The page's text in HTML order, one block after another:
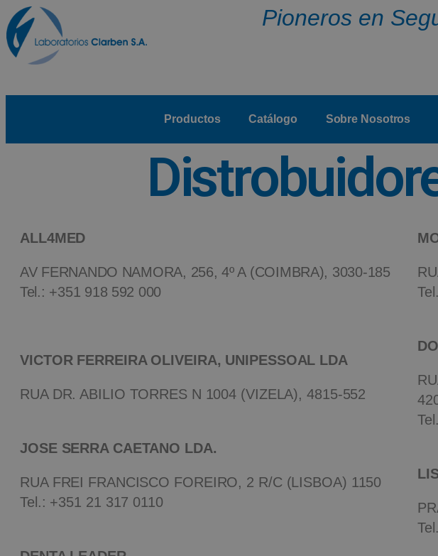
Pioneros en
Productos Catálogo Sobre Nosotros
ALL4MED
AV FERNANDO NAMORA, 256, 4º A (COIMBRA), 3030-185
Tel.: +351 918 592 000
VICTOR FERREIRA OLIVEIRA, UNIPESSOAL LDA
RUA DR. ABILIO TORRES N 1004 (VIZELA), 4815-552
JOSE SERRA CAETANO LDA.
RUA FREI FRANCISCO FOREIRO, 2 R/C (LISBOA) 1150
Tel.: +351 21 317 0110